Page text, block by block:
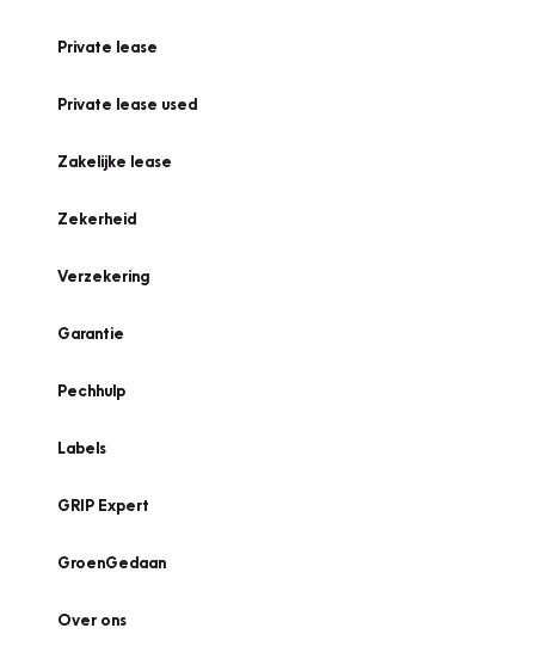
Private lease
Private lease used
Zakelijke lease
Zekerheid
Verzekering
Garantie
Pechhulp
Labels
GRIP Expert
GroenGedaan
Over ons